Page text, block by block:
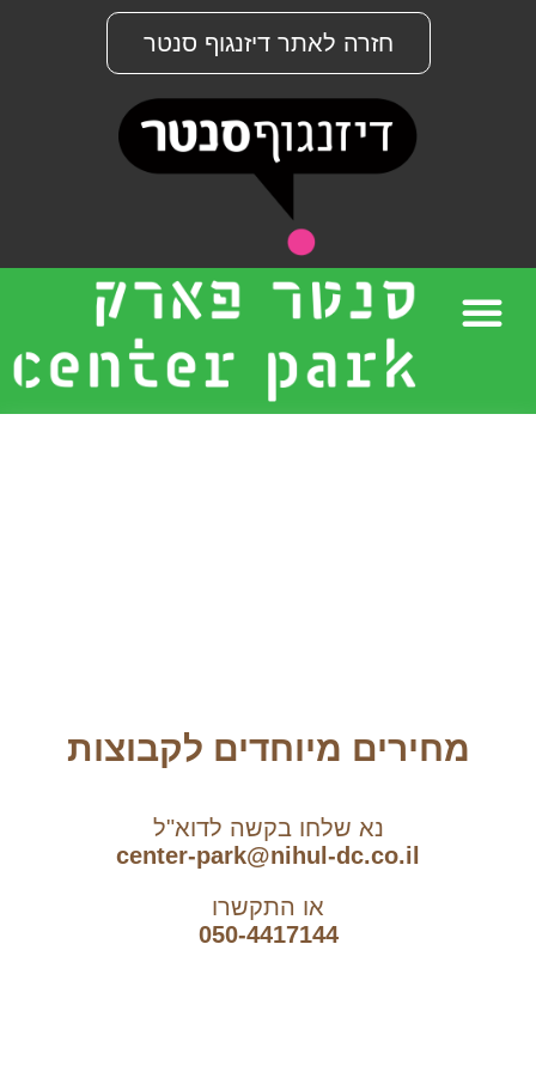
חזרה לאתר דיזנגוף סנטר
מחירים מיוחדים לקבוצות
נא שלחו בקשה לדוא"ל
center-park@nihul-dc.co.il
או התקשרו
050-4417144